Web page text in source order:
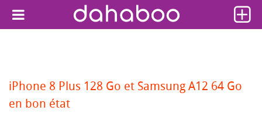
iPhone 8 Plus 128 Go et Samsung A12 64 Go
en bon état